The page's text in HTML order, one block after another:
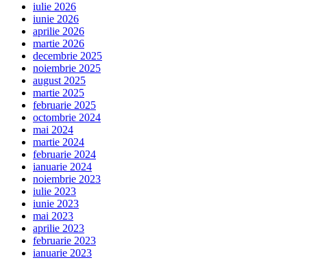
iulie 2026
iunie 2026
aprilie 2026
martie 2026
decembrie 2025
noiembrie 2025
august 2025
martie 2025
februarie 2025
octombrie 2024
mai 2024
martie 2024
februarie 2024
ianuarie 2024
noiembrie 2023
iulie 2023
iunie 2023
mai 2023
aprilie 2023
februarie 2023
ianuarie 2023